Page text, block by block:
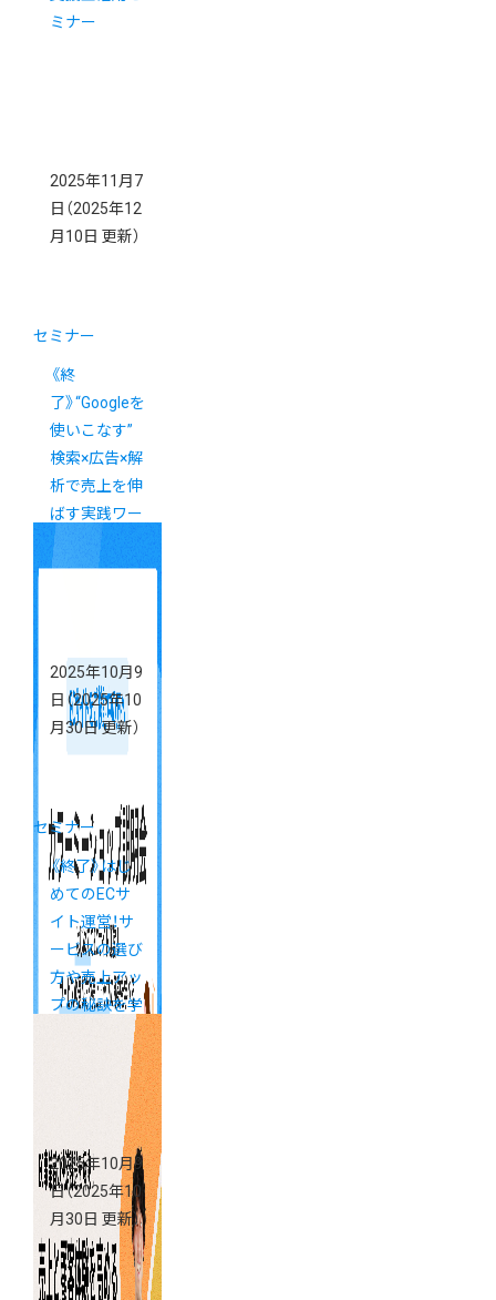
ミナー
2025年11月7
日 （2025年12
月10日 更新）
セミナー
《終
了》“Googleを
使いこなす”
検索×広告×解
析で売上を伸
ばす実践ワー
クショップ
「カラーミー
2025年10月9
日 （2025年10
月30日 更新）
セミナー
《終了》はじ
めてのECサ
イト運営！サ
ービスの選び
方や売上アッ
プの秘訣を学
べる「カラー
ミーショップ
2025年10月9
日（2025年10
月30日 更新）